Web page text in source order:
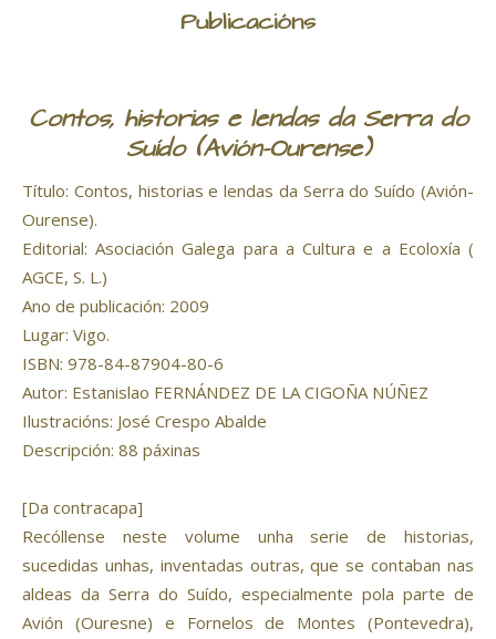
Publicacións
Contos, historias e lendas da Serra do
Suído (Avión-Ourense)
Título: Contos, historias e lendas da Serra do Suído (Avión-
Ourense).
Editorial: Asociación Galega para a Cultura e a Ecoloxía (
AGCE, S. L.)
Ano de publicación: 2009
Lugar: Vigo.
ISBN: 978-84-87904-80-6
Autor: Estanislao FERNÁNDEZ DE LA CIGOÑA NÚÑEZ
Ilustracións: José Crespo Abalde
Descripción: 88 páxinas
[Da contracapa]
Recóllense neste volume unha serie de historias,
sucedidas unhas, inventadas outras, que se contaban nas
aldeas da Serra do Suído, especialmente pola parte de
Avión (Ouresne) e Fornelos de Montes (Pontevedra),